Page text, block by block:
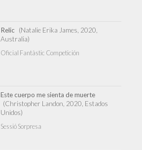
Relic
(Natalie Erika James, 2020,
Australia)
Oficial Fantàstic Competición
Este cuerpo me sienta de muerte
(Christopher Landon, 2020, Estados
Unidos)
Sessió Sorpresa